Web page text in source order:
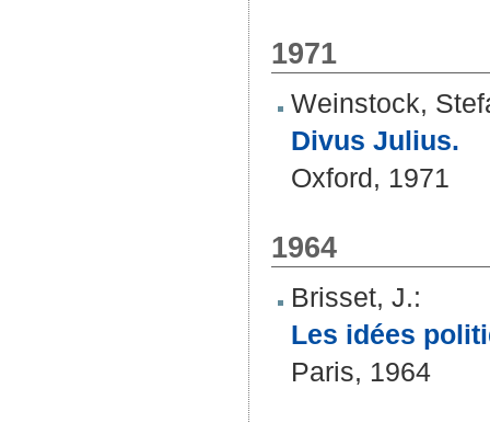
1971
Weinstock,
Divus Julius.
Oxford, 1971
1964
Brisset, J.:
Les idées
Paris, 1964